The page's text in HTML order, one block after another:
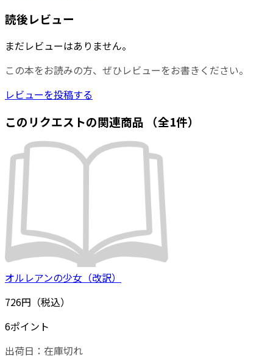
読後レビュー
まだレビューはありません。
この本をお読みの方、ぜひレビューをお書きください。
レビューを投稿する
このリクエストの関連商品 （全1件）
オルレアンの少女（改訳）
726円（税込）
6ポイント
出荷日： 在庫切れ